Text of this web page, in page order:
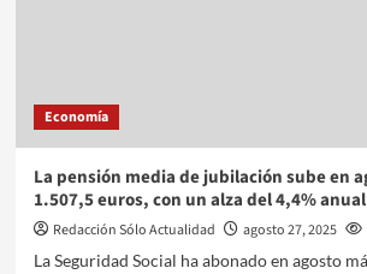
Economía
La pensión media de jubilación sube en
1.507,5 euros, con un alza del 4,4% anual
Redacción Sólo Actualidad agosto 27, 2025
La Seguridad Social ha abonado en agosto